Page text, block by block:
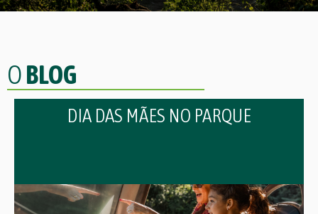
OBLOG
DIA DAS MÃES NO PARQUE